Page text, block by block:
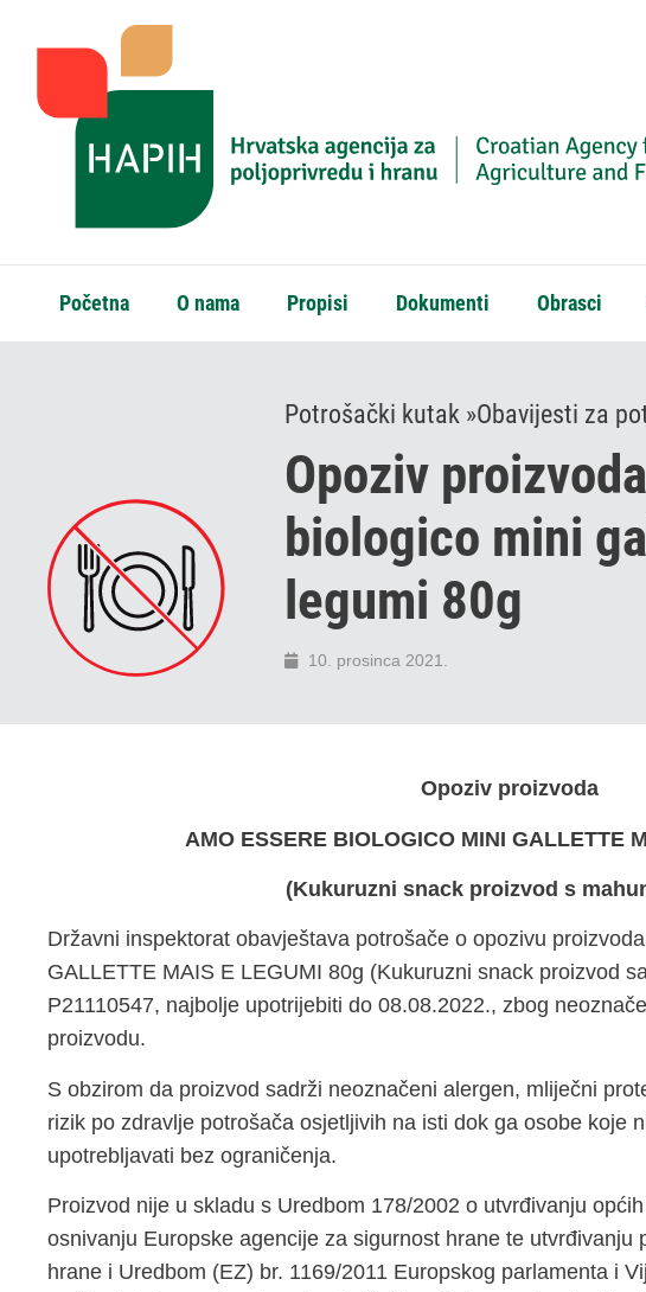
Početna O nama Propisi Dokumenti Obrasci
Potrošački kutak »Obavijesti za
Opoziv
biologico mini
legumi 80g
10. prosinca 2021.
Opoziv proizvoda
AMO ESSERE BIOLOGICO MINI GALLETTE
(Kukuruzni snack proizvod s
Državni inspektorat obavještava potrošače o opozivu
GALLETTE MAIS E LEGUMI 80g (Kukuruzni snack proizvod
P21110547, najbolje upotrijebiti do 08.08.2022., zbog
proizvodu.
S obzirom da proizvod sadrži neoznačeni alergen, mliječni
rizik po zdravlje potrošača osjetljivih na isti dok ga osobe koje
upotrebljavati bez ograničenja.
Proizvod nije u skladu s Uredbom 178/2002 o utvrđivanju
osnivanju Europske agencije za sigurnost hrane te utvrđivanju
hrane i Uredbom (EZ) br. 1169/2011 Europskog parlamenta i